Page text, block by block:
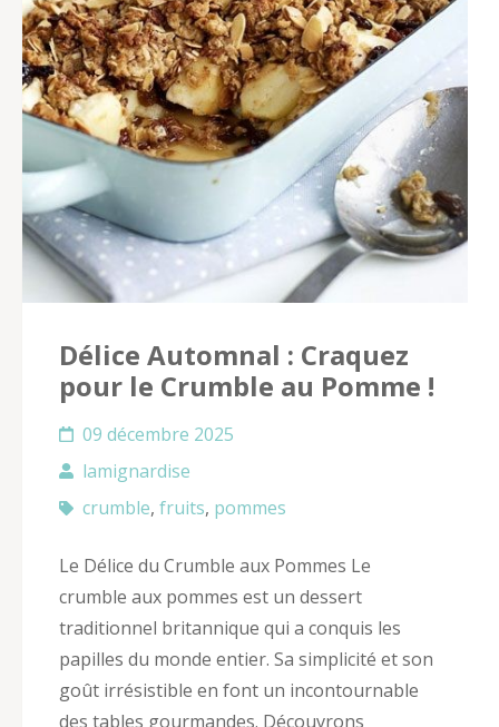
Délice Automnal : Craquez
pour le Crumble au Pomme !
09 décembre 2025
lamignardise
crumble, fruits, pommes
Le Délice du Crumble aux Pommes Le
crumble aux pommes est un dessert
traditionnel britannique qui a conquis les
papilles du monde entier. Sa simplicité et son
goût irrésistible en font un incontournable
des tables gourmandes. Découvrons